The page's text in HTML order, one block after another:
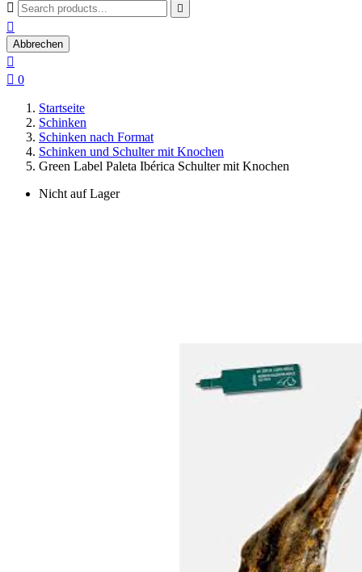
 

Abbrechen

 0
Startseite
Schinken
Schinken nach Format
Schinken und Schulter mit Knochen
Green Label Paleta Ibérica Schulter mit Knochen
Nicht auf Lager